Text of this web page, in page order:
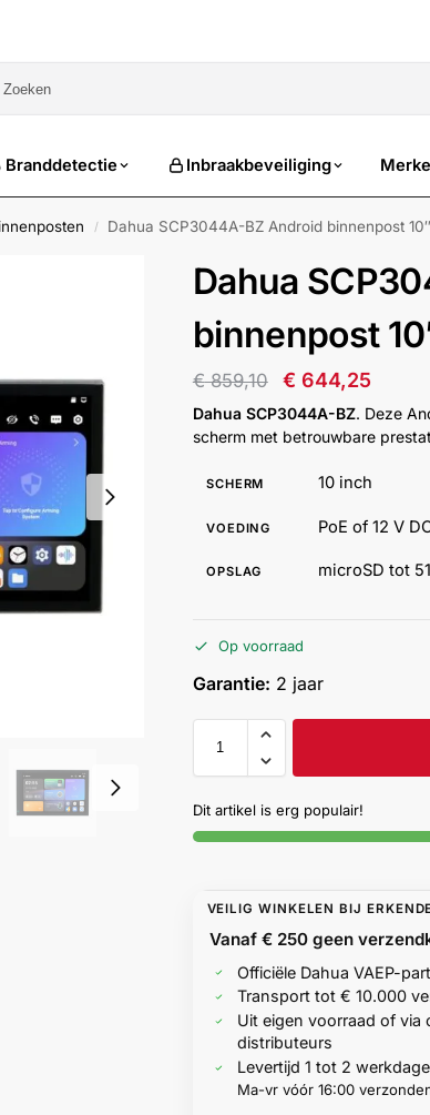
Branddetectie Inbraakbeveiliging
/ Dahua SCP3044A-BZ Android binnenpost
Dahua
binnenpost
€859,10 € 644,25
Dahua SCP3044A-BZ. Deze
scherm met betrouwbare
SCHERM 10 inch
VOEDING PoE of 12 V
OPSLAG microSD tot
Op voorraad
Garantie: 2 jaar
Dit artikel is erg populair!
VEILIG WINKELEN BIJ
Vanaf € 250 geen
Officiële Dahua VAEP-
Transport tot € 10.000
Uit eigen voorraad of via
distributeurs
Levertijd 1 tot 2
Ma-vr vóór 16:00